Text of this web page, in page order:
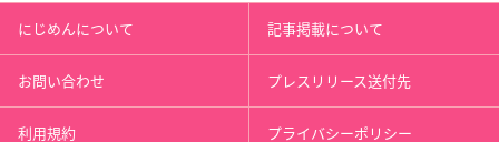
にじめんについて 記事掲載について
お問い合わせ プレスリリース送付先
利用規約 プライバシーポリシー